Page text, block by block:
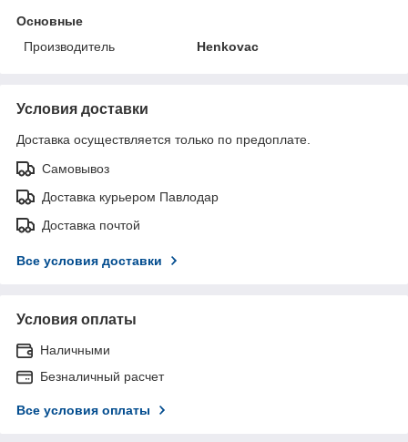
Основные
Производитель
Henkovac
Условия доставки
Доставка осуществляется только по предоплате.
Самовывоз
Доставка курьером Павлодар
Доставка почтой
Все условия доставки
Условия оплаты
Наличными
Безналичный расчет
Все условия оплаты